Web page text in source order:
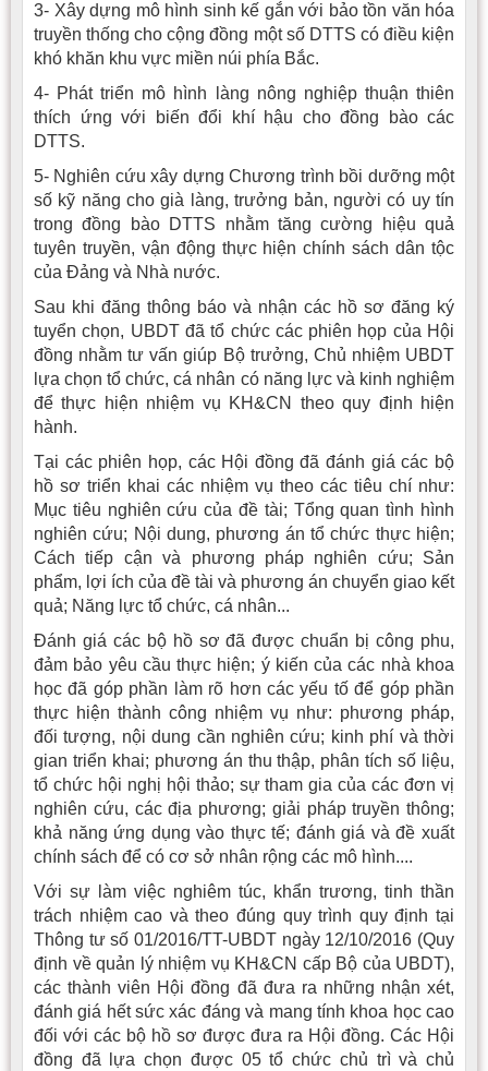
3- Xây dựng mô hình sinh kế gắn với bảo tồn văn hóa
truyền thống cho cộng đồng một số DTTS có điều kiện
khó khăn khu vực miền núi phía Bắc.
4- Phát triển mô hình làng nông nghiệp thuận thiên
thích ứng với biến đổi khí hậu cho đồng bào các
DTTS.
5- Nghiên cứu xây dựng Chương trình bồi dưỡng một
số kỹ năng cho già làng, trưởng bản, người có uy tín
trong đồng bào DTTS nhằm tăng cường hiệu quả
tuyên truyền, vận động thực hiện chính sách dân tộc
của Đảng và Nhà nước.
Sau khi đăng thông báo và nhận các hồ sơ đăng ký
tuyển chọn, UBDT đã tổ chức các phiên họp của Hội
đồng nhằm tư vấn giúp Bộ trưởng, Chủ nhiệm UBDT
lựa chọn tổ chức, cá nhân có năng lực và kinh nghiệm
để thực hiện nhiệm vụ KH&CN theo quy định hiện
hành.
Tại các phiên họp, các Hội đồng đã đánh giá các bộ
hồ sơ triển khai các nhiệm vụ theo các tiêu chí như:
Mục tiêu nghiên cứu của đề tài; Tổng quan tình hình
nghiên cứu; Nội dung, phương án tổ chức thực hiện;
Cách tiếp cận và phương pháp nghiên cứu; Sản
phẩm, lợi ích của đề tài và phương án chuyển giao kết
quả; Năng lực tổ chức, cá nhân...
Đánh giá các bộ hồ sơ đã được chuẩn bị công phu,
đảm bảo yêu cầu thực hiện; ý kiến của các nhà khoa
học đã góp phần làm rõ hơn các yếu tố để góp phần
thực hiện thành công nhiệm vụ như: phương pháp,
đối tượng, nội dung cần nghiên cứu; kinh phí và thời
gian triển khai; phương án thu thập, phân tích số liệu,
tổ chức hội nghị hội thảo; sự tham gia của các đơn vị
nghiên cứu, các địa phương; giải pháp truyền thông;
khả năng ứng dụng vào thực tế; đánh giá và đề xuất
chính sách để có cơ sở nhân rộng các mô hình....
Với sự làm việc nghiêm túc, khẩn trương, tinh thần
trách nhiệm cao và theo đúng quy trình quy định tại
Thông tư số 01/2016/TT-UBDT ngày 12/10/2016 (Quy
định về quản lý nhiệm vụ KH&CN cấp Bộ của UBDT),
các thành viên Hội đồng đã đưa ra những nhận xét,
đánh giá hết sức xác đáng và mang tính khoa học cao
đối với các bộ hồ sơ được đưa ra Hội đồng. Các Hội
đồng đã lựa chọn được 05 tổ chức chủ trì và chủ